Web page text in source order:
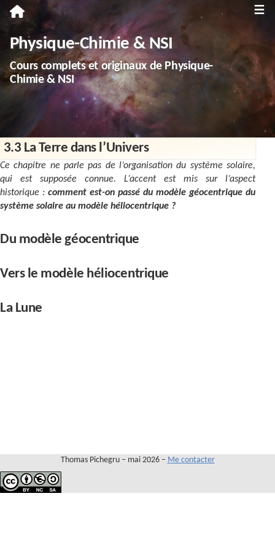
≡
Première
Spécialité Physique-Chimie
Enseignement scientifique
Spécialité Physique-Chimie
Spécialité NSI
Enseignement scientifique
Troisième
Contact
Physique-Chimie & NSI
Cours complets et originaux de Physique-
Chimie & NSI
3.3 La Terre dans l’Univers
Ce chapitre ne parle pas de l’organisation du système solaire,
qui est supposée connue. L’accent est mis sur l’aspect
historique : comment est-on passé du modèle géocentrique du
système solaire au modèle héliocentrique ?
Du modèle géocentrique
Vers le modèle héliocentrique
La Lune
Thomas Pichegru – mai 2026 – Me contacter